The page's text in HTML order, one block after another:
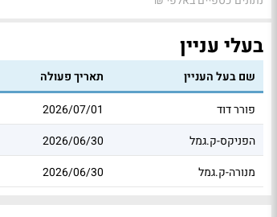
בעלי עניין
שם בעל העניין תאריך פעולה
פורר דוד
2026/07/01
הפניקס-ק.גמל
2026/06/30
מנורה-ק.גמל
2026/06/30